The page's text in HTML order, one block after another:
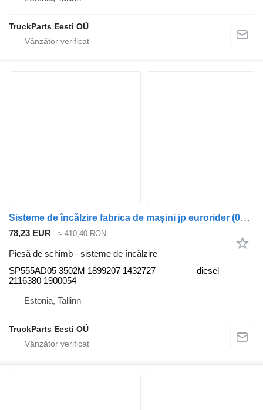
TruckParts Eesti OÜ
Sisteme de încălzire fabrica de mașini jp eurorider (01.01-) SP555AD05 3502M pentru autobuz Irisbus Access, Evadys, Axer, Karosa, Recreo, Domino, Agora, Citelis, Eurorider (1999-)
78,23 EUR ≈ 410,40 RON
Piesă de schimb - sisteme de încălzire
SP555AD05 3502M 1899207 1432727
2116380 1900054
diesel
Estonia, Tallinn
TruckParts Eesti OÜ